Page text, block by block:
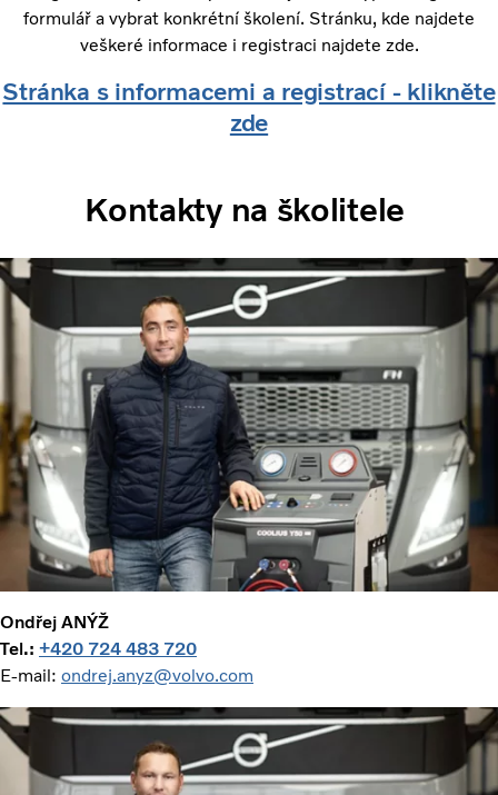
formulář a vybrat konkrétní školení. Stránku, kde najdete
veškeré informace i registraci najdete zde.
Stránka s informacemi a registrací - klikněte
zde
Kontakty na školitele
Ondřej ANÝŽ
Tel.: +420 724 483 720
E-mail: ondrej.anyz@volvo.com